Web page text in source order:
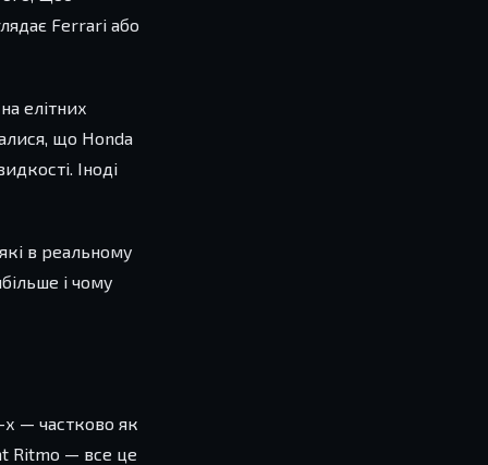
Ferrari або
елітних
що Honda
Іноді
в реальному
і чому
х — частково як
Ritmo — все це